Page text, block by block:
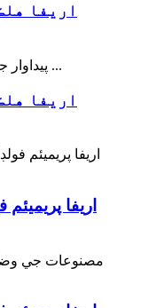
اريفا
پيداوار جي وضاحت ڊيزائن جو تصور ...
اريفا
اريفا
مصنوعات جي